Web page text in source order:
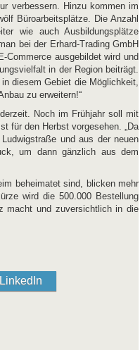
verbessern. Hinzu kommen im
Büroarbeitsplätze. Die Anzahl
wie auch Ausbildungsplätze
bei der Erhard-Trading GmbH
ausgebildet wird und
in der Region beiträgt.
diesem Gebiet die Möglichkeit,
zu erweitern!“
Noch im Frühjahr soll mit
für den Herbst vorgesehen. „Da
und aus der neuen
um dann gänzlich aus dem
beheimatet sind, blicken mehr
wird die 500.000 Bestellung
macht und zuversichtlich in die
LinkedIn